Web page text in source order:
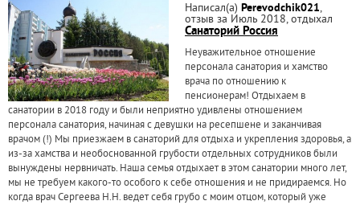
Написал(а) Perevodchik021,
отзыв за Июль 2018, отдыхал
Санаторий Россия
Неуважительное отношение
персонала санатория и хамство
врача по отношению к
пенсионерам! Отдыхаем в
санатории в 2018 году и были неприятно удивлены отношением
персонала санатория, начиная с девушки на ресепшене и заканчивая
врачом (!) Мы приезжаем в санаторий для отдыха и укрепления здоровья, а
из-за хамства и необоснованной грубости отдельных сотрудников были
вынуждены нервничать. Наша семья отдыхает в этом санатории много лет,
мы не требуем какого-то особого к себе отношения и не придираемся. Но
когда врач Сергеева Н.Н. ведет себя грубо с моим отцом, который уже